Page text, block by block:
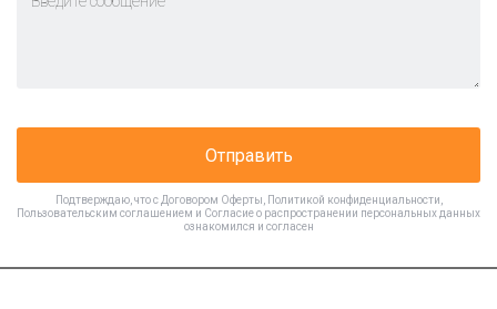
Отправить
Подтверждаю, что с Договором Оферты Политикой конфиденциальности
Пользовательским соглашением и Согласие о распространении персональных данных
ознакомился и согласен